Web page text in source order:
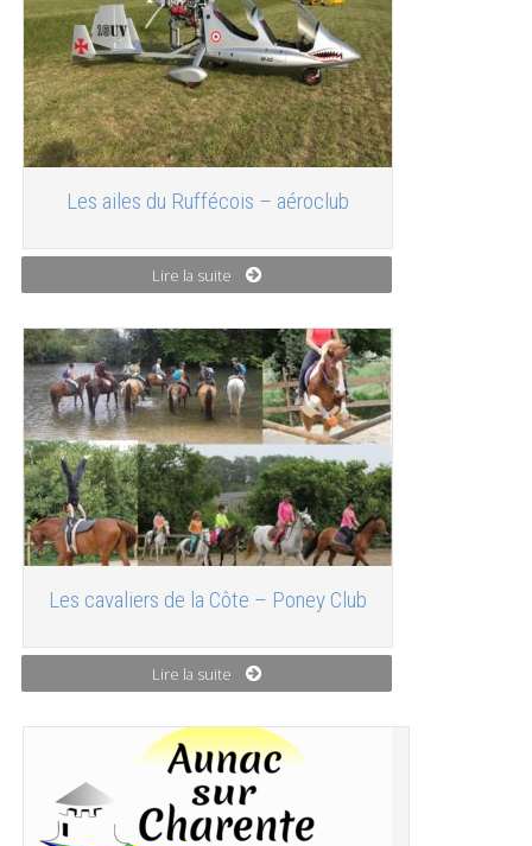
Les ailes du Ruffécois – aéroclub
Lire la suite
Les cavaliers de la Côte – Poney Club
Lire la suite